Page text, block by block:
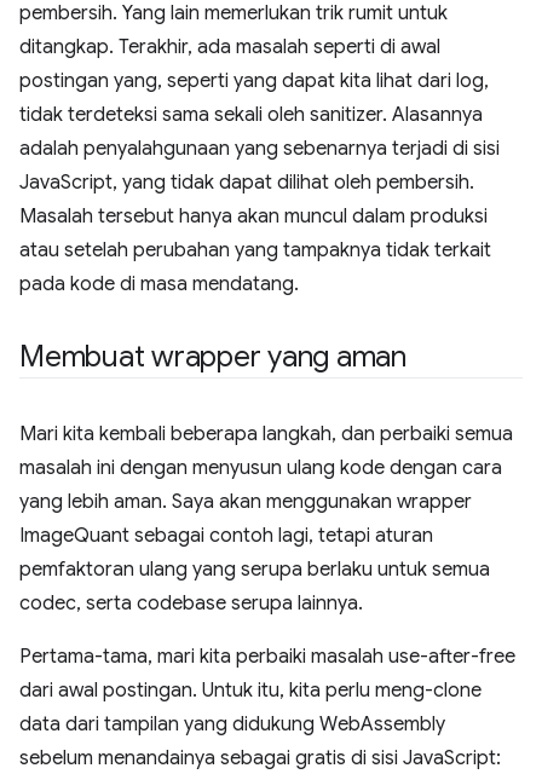
pembersih. Yang lain memerlukan trik rumit untuk
ditangkap. Terakhir, ada masalah seperti di awal
postingan yang, seperti yang dapat kita lihat dari log,
tidak terdeteksi sama sekali oleh sanitizer. Alasannya
adalah penyalahgunaan yang sebenarnya terjadi di sisi
JavaScript, yang tidak dapat dilihat oleh pembersih.
Masalah tersebut hanya akan muncul dalam produksi
atau setelah perubahan yang tampaknya tidak terkait
pada kode di masa mendatang.
Membuat wrapper yang aman
Mari kita kembali beberapa langkah, dan perbaiki semua
masalah ini dengan menyusun ulang kode dengan cara
yang lebih aman. Saya akan menggunakan wrapper
ImageQuant sebagai contoh lagi, tetapi aturan
pemfaktoran ulang yang serupa berlaku untuk semua
codec, serta codebase serupa lainnya.
Pertama-tama, mari kita perbaiki masalah use-after-free
dari awal postingan. Untuk itu, kita perlu meng-clone
data dari tampilan yang didukung WebAssembly
sebelum menandainya sebagai gratis di sisi JavaScript: